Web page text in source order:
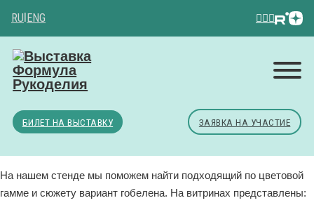
RU ENG
БИЛЕТ НА ВЫСТАВКУ ЗАЯВКА НА УЧАСТИЕ
На нашем стенде мы поможем найти подходящий по цветовой
гамме и сюжету вариант гобелена. На витринах представлены: